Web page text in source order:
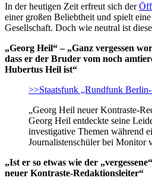
In der heutigen Zeit erfreut sich der
einer großen Beliebtheit und spielt
Gesellschaft. Doch wie neutral ist
„Georg Heil“ – „Ganz vergessen
dass er der Bruder vom noch
Hubertus Heil ist“
>>Staatsfunk „Rundfunk
„Georg Heil neuer Kontraste-
Georg Heil entdeckte seine
investigative Themen während
Journalistenschüler bei Monitor
„Ist er so etwas wie der
neuer Kontraste-Redaktionsleiter“